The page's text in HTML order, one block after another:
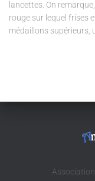
lancettes. On
rouge sur lequel frises
médaillons supérieurs,
A